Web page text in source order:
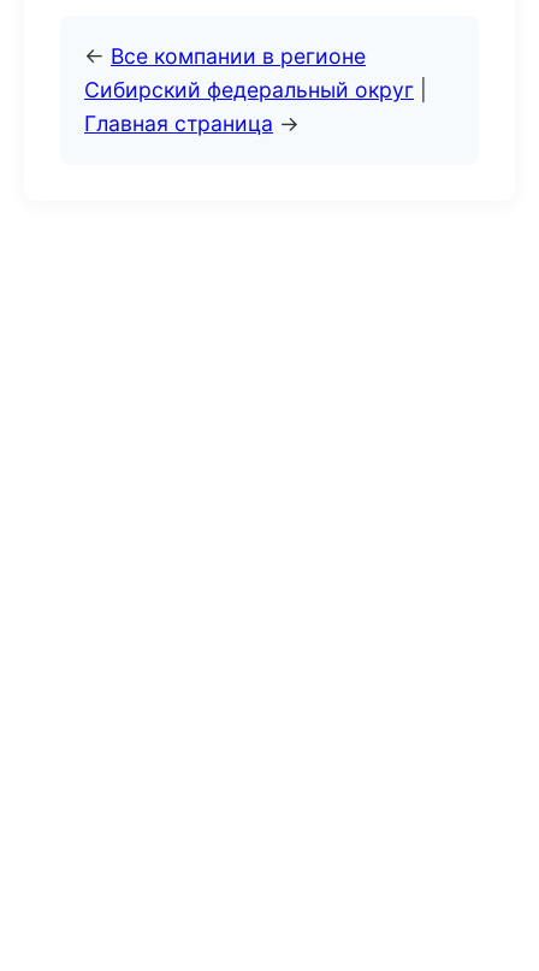
← Все компании в регионе
Сибирский федеральный округ
Главная страница →